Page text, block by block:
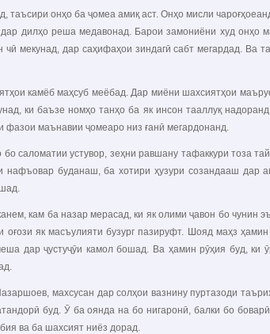
таъсири онҳо ба ҷомеа амиқ аст. Онҳо мисли
дилҳо реша медавонад. Барои замониёни худ
мекунад, дар саҳифаҳои зиндагӣ сабт мегардад. Ва
камёб маҳсуб меёбад. Дар миёни шахсиятҳои
ки баъзе номҳо танҳо ба як инсон тааллуқ
фазои маънавии ҷомеаро низ ғанӣ мегардонанд.
саломатии устувор, зеҳни равшану тафаккури тоза
нафъовар буданаш, ба хотири ҳузури созандааш
кам ба назар мерасад, ки як олими ҷавон бо
як масъулияти бузург пазируфт. Шояд маҳз
дар ҷустуҷӯи камол бошад. Ва ҳамин рӯҳия буд,
махсусан дар солҳои вазнину пуртазоди
буд. Ӯ ба оянда на бо нигаронӣ, балки бо
ва ба шахсият ниёз дорад.